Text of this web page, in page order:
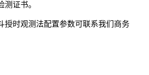
测证书。
授时观测法配置参数可联系我们商务